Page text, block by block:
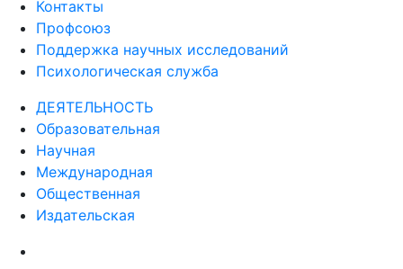
Контакты
Профсоюз
Поддержка научных исследований
Психологическая служба
ДЕЯТЕЛЬНОСТЬ
Образовательная
Научная
Международная
Общественная
Издательская